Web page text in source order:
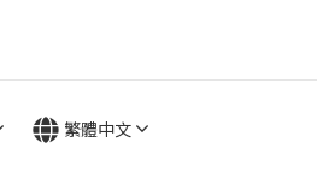
繁體中文